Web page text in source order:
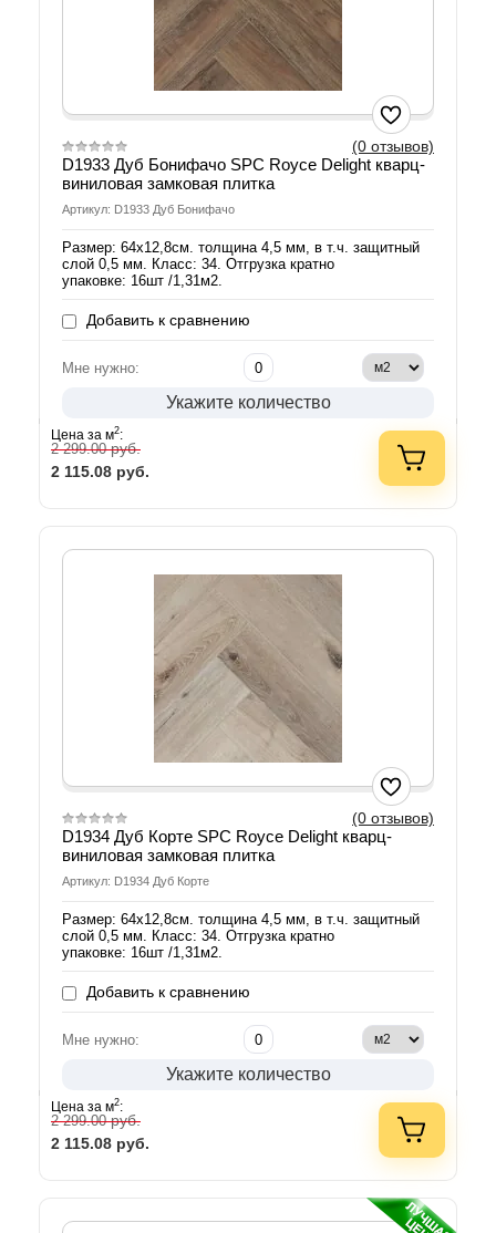
(0 отзывов)
D1933 Дуб Бонифачо SPС Royce Delight кварц-
виниловая замковая плитка
Артикул: D1933 Дуб Бонифачо
Размер: 64х12,8см. толщина 4,5 мм, в т.ч. защитный
слой 0,5 мм. Класс: 34. Отгрузка кратно
упаковке: 16шт /1,31м2.
Добавить к сравнению
Мне нужно:
Укажите количество
Цена за м2:
2 299.00руб.
2 115.08 руб.
(0 отзывов)
D1934 Дуб Корте SPС Royce Delight кварц-
виниловая замковая плитка
Артикул: D1934 Дуб Корте
Размер: 64х12,8см. толщина 4,5 мм, в т.ч. защитный
слой 0,5 мм. Класс: 34. Отгрузка кратно
упаковке: 16шт /1,31м2.
Добавить к сравнению
Мне нужно:
Укажите количество
Цена за м2:
2 299.00руб.
2 115.08 руб.